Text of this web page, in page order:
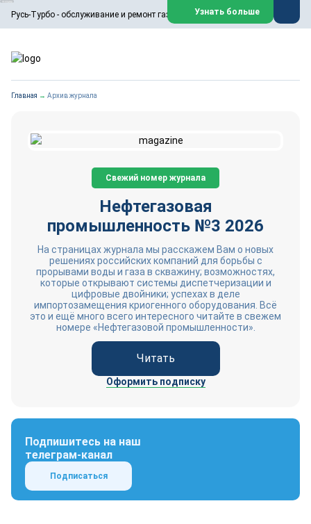
Русь-Турбо - обслуживание и ремонт газовых паровых турбин
ООО «Русь-Турбо» занимается сервисом газовых и паровых
турбин, комплексным ремонтом, восстановлением,
техническим обслуживанием оборудования ТЭС,
работают на нефтегазовых, нефтехимических,
металлургических и других предприятиях.
Реклама. ООО «Русь-Турбо», ИНН 7802588950
Узнать больше
Главная → Архив журнала
Свежий номер журнала
Нефтегазовая
промышленность №3 2026
На страницах журнала мы расскажем Вам о новых
решениях российских компаний для борьбы с
прорывами воды и газа в скважину; возможностях,
которые открывают системы диспетчеризации и
цифровые двойники; успехах в деле
импортозамещения криогенного оборудования. Всё
это и ещё много всего интересного читайте в свежем
номере «Нефтегазовой промышленности».
Читать
Оформить подписку
Подпишитесь на наш
телеграм-канал
Подписаться